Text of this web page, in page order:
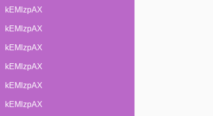
kEMlzpAX
kEMlzpAX
kEMlzpAX
kEMlzpAX
kEMlzpAX
kEMlzpAX